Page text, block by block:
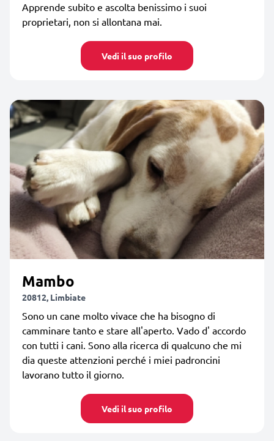
Apprende subito e ascolta benissimo i suoi
proprietari, non si allontana mai.
Vedi il suo profilo
Mambo
20812, Limbiate
Sono un cane molto vivace che ha bisogno di
camminare tanto e stare all'aperto. Vado d' accordo
con tutti i cani. Sono alla ricerca di qualcuno che mi
dia queste attenzioni perché i miei padroncini
lavorano tutto il giorno.
Vedi il suo profilo